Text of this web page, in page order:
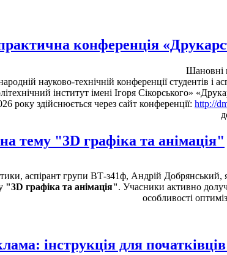
конференція
Шановні
науково-технічній конференції студентів і
інститут імені Ігоря Сікорського»
року здійснюється через сайт конференції: http://
тему "3D графіка та анімація"
аспірант групи ВТ-з41ф, Андрій
"3D графіка та анімація". Учасники активно
особливості
інструкція для